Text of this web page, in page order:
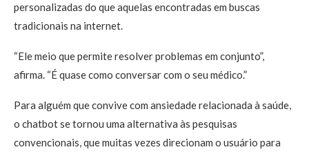
personalizadas do que aquelas encontradas em buscas
tradicionais na internet.
“Ele meio que permite resolver problemas em conjunto”,
afirma. “É quase como conversar com o seu médico.”
Para alguém que convive com ansiedade relacionada à saúde,
o chatbot se tornou uma alternativa às pesquisas
convencionais, que muitas vezes direcionam o usuário para